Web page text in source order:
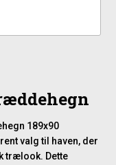
189x90
valg til haven, der
trælook. Dette